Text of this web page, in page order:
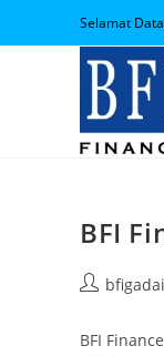
Selamat
BFI
BFI